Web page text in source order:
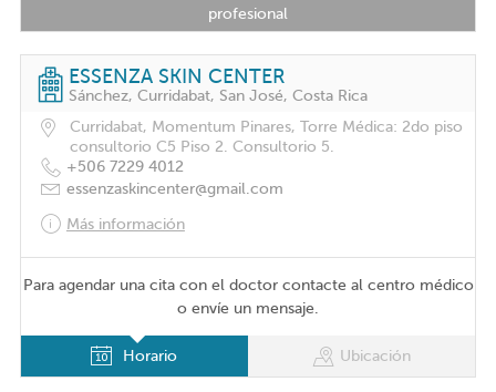
profesional
ESSENZA SKIN CENTER
Sánchez, Curridabat, San José, Costa Rica
Curridabat, Momentum Pinares, Torre Médica: 2do piso
consultorio C5 Piso 2. Consultorio 5.
+506 7229 4012
essenzaskincenter@gmail.com
Más información
Para agendar una cita con el doctor contacte al centro médico
o envíe un mensaje.
Horario Ubicación